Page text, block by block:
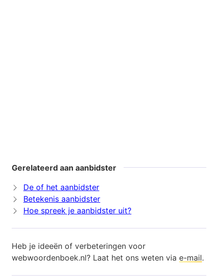
Gerelateerd aan aanbidster
De of het aanbidster
Betekenis aanbidster
Hoe spreek je aanbidster uit?
Heb je ideeën of verbeteringen voor
webwoordenboek.nl? Laat het ons weten via e-mail.